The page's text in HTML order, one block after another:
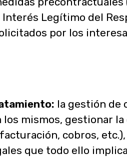
Legítimo del
por los
la gestión de
los mismos, gestionar
cobros,
que todo ello